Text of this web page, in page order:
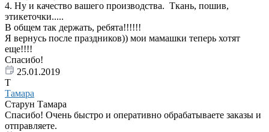
4. Ну и качество вашего производства. Ткань, пошив,
этикеточки.....
В общем так держать, ребята!!!!!!
Я вернусь после праздников)) мои мамашки теперь хотят
еще!!!!
Спасибо!
25.01.2019
Т
Тамара
Старун Тамара
Спасибо! Очень быстро и оперативно обрабатываете заказы и
отправляете.